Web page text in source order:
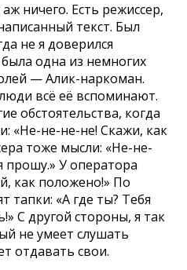
аж ничего. Есть режиссер,
текст. Был
не я доверился
одна из немногих
— Алик-наркоман.
всё её вспоминают.
обстоятельства, когда
«Не-не-не-не! Скажи, как
тоже мысли: «Не-не-
прошу.» У оператора
как положено!» По
тапки: «А где ты? Тебя
С другой стороны, я так
не умеет слушать
отдавать свои.